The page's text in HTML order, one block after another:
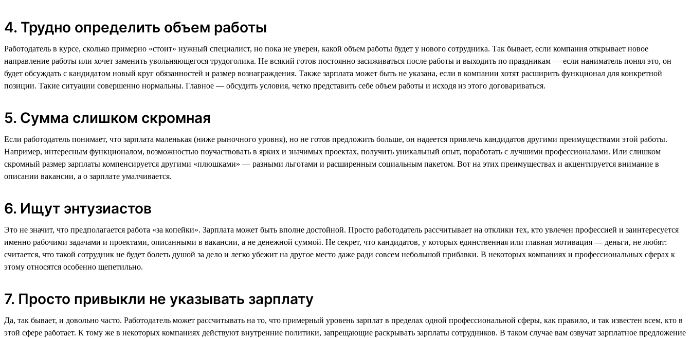
4. Трудно определить объем работы
Работодатель в курсе, сколько примерно «стоит» нужный специалист, но пока не уверен, какой объем работы будет у нового сотрудника. Так бывает, если компания открывает новое
направление работы или хочет заменить увольняющегося трудоголика. Не всякий готов постоянно засиживаться после работы и выходить по праздникам — если наниматель понял это, он
будет обсуждать с кандидатом новый круг обязанностей и размер вознаграждения. Также зарплата может быть не указана, если в компании хотят расширить функционал для конкретной
позиции. Такие ситуации совершенно нормальны. Главное — обсудить условия, четко представить себе объем работы и исходя из этого договариваться.
5. Сумма слишком скромная
Если работодатель понимает, что зарплата маленькая (ниже рыночного уровня), но не готов предложить больше, он надеется привлечь кандидатов другими преимуществами этой работы.
Например, интересным функционалом, возможностью поучаствовать в ярких и значимых проектах, получить уникальный опыт, поработать с лучшими профессионалами. Или слишком
скромный размер зарплаты компенсируется другими «плюшками» — разными льготами и расширенным социальным пакетом. Вот на этих преимуществах и акцентируется внимание в
описании вакансии, а о зарплате умалчивается.
6. Ищут энтузиастов
Это не значит, что предполагается работа «за копейки». Зарплата может быть вполне достойной. Просто работодатель рассчитывает на отклики тех, кто увлечен профессией и заинтересуется
именно рабочими задачами и проектами, описанными в вакансии, а не денежной суммой. Не секрет, что кандидатов, у которых единственная или главная мотивация — деньги, не любят:
считается, что такой сотрудник не будет болеть душой за дело и легко убежит на другое место даже ради совсем небольшой прибавки. В некоторых компаниях и профессиональных сферах к
этому относятся особенно щепетильно.
7. Просто привыкли не указывать зарплату
Да, так бывает, и довольно часто. Работодатель может рассчитывать на то, что примерный уровень зарплат в пределах одной профессиональной сферы, как правило, и так известен всем, кто в
этой сфере работает. К тому же в некоторых компаниях действуют внутренние политики, запрещающие раскрывать зарплаты сотрудников. В таком случае вам озвучат зарплатное предложение